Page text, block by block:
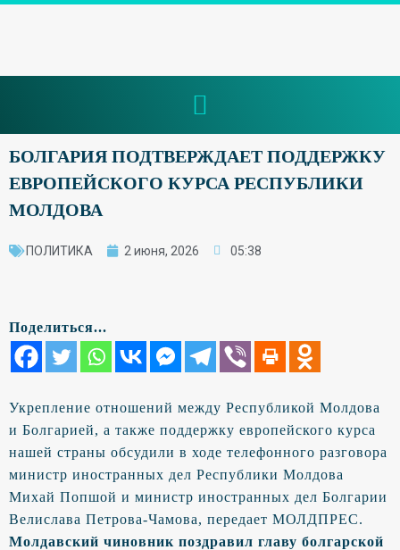
БОЛГАРИЯ ПОДТВЕРЖДАЕТ ПОДДЕРЖКУ
ЕВРОПЕЙСКОГО КУРСА РЕСПУБЛИКИ
МОЛДОВА
ПОЛИТИКА 2 июня, 2026 05:38
Поделиться...
Укрепление отношений между Республикой Молдова
и Болгарией, а также поддержку европейского курса
нашей страны обсудили в ходе телефонного разговора
министр иностранных дел Республики Молдова
Михай Попшой и министр иностранных дел Болгарии
Велислава Петрова-Чамова, передает МОЛДПРЕС.
Молдавский чиновник поздравил главу болгарской